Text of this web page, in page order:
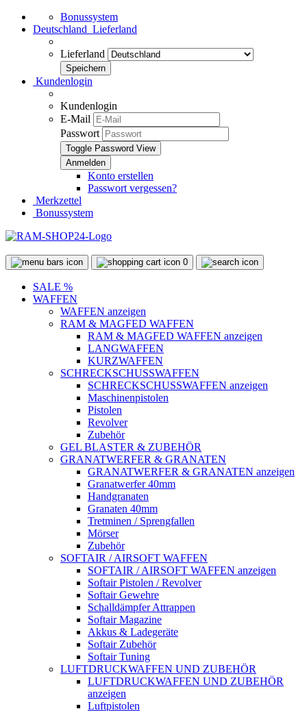
Bonussystem
Deutschland Lieferland
Lieferland
Kundenlogin
Kundenlogin
E-Mail
Passwort
Toggle Password View
Konto erstellen
Passwort vergessen?
Merkzettel
Bonussystem
0
SALE %
WAFFEN
WAFFEN anzeigen
RAM & MAGFED WAFFEN
RAM & MAGFED WAFFEN anzeigen
LANGWAFFEN
KURZWAFFEN
SCHRECKSCHUSSWAFFEN
SCHRECKSCHUSSWAFFEN anzeigen
Maschinenpistolen
Pistolen
Revolver
Zubehör
GEL BLASTER & ZUBEHÖR
GRANATWERFER & GRANATEN
GRANATWERFER & GRANATEN anzeigen
Granatwerfer 40mm
Handgranaten
Granaten 40mm
Tretminen / Sprengfallen
Mörser
Zubehör
SOFTAIR / AIRSOFT WAFFEN
SOFTAIR / AIRSOFT WAFFEN anzeigen
Softair Pistolen / Revolver
Softair Gewehre
Schalldämpfer Attrappen
Softair Magazine
Akkus & Ladegeräte
Softair Zubehör
Softair Tuning
LUFTDRUCKWAFFEN UND ZUBEHÖR
LUFTDRUCKWAFFEN UND ZUBEHÖR
anzeigen
Luftpistolen